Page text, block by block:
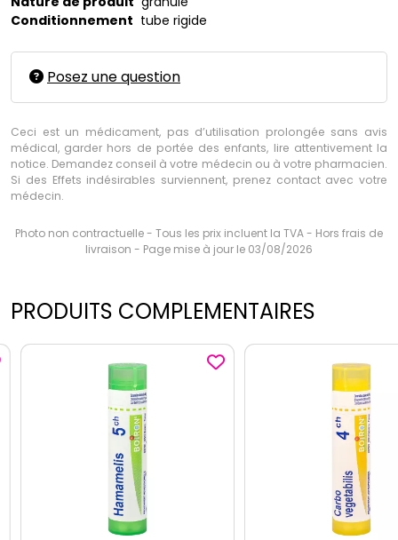
Conditionnement tube rigide
Posez une question
Ceci est un médicament, pas d’utilisation prolongée sans avis
médical, garder hors de portée des enfants, lire attentivement la
notice. Demandez conseil à votre médecin ou à votre pharmacien.
Si des Effets indésirables surviennent, prenez contact avec votre
médecin.
Photo non contractuelle - Tous les prix incluent la TVA - Hors frais de
livraison - Page mise à jour le 03/08/2026
PRODUITS COMPLEMENTAIRES